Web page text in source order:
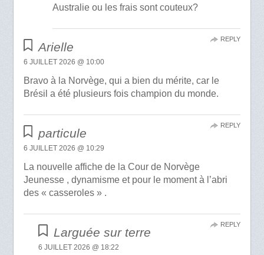
Australie ou les frais sont couteux?
Arielle
6 JUILLET 2026 @ 10:00
Bravo à la Norvège, qui a bien du mérite, car le
Brésil a été plusieurs fois champion du monde.
REPLY
particule
6 JUILLET 2026 @ 10:29
La nouvelle affiche de la Cour de Norvège
Jeunesse , dynamisme et pour le moment à l’abri
des « casseroles » .
REPLY
Larguée sur terre
6 JUILLET 2026 @ 18:22
REPLY